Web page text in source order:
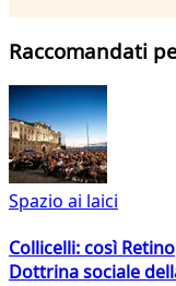
Raccomandati
Spazio ai laici
Collicelli: così
Dottrina sociale